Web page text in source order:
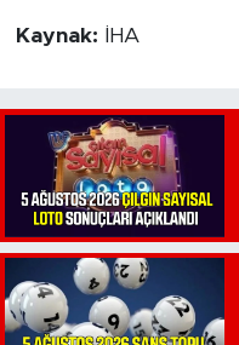
Kaynak: İHA